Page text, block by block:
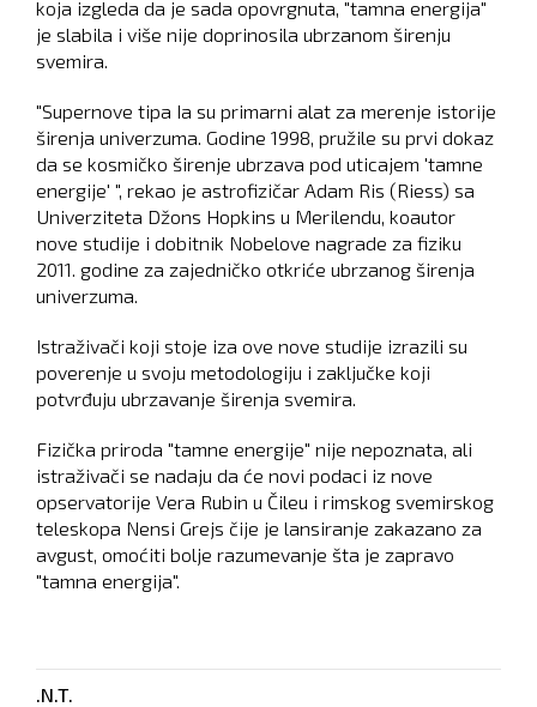
koja izgleda da je sada opovrgnuta, "tamna energija"
je slabila i više nije doprinosila ubrzanom širenju
svemira.
"Supernove tipa Ia su primarni alat za merenje istorije
širenja univerzuma. Godine 1998, pružile su prvi dokaz
da se kosmičko širenje ubrzava pod uticajem 'tamne
energije' ", rekao je astrofizičar Adam Ris (Riess) sa
Univerziteta Džons Hopkins u Merilendu, koautor
nove studije i dobitnik Nobelove nagrade za fiziku
2011. godine za zajedničko otkriće ubrzanog širenja
univerzuma.
Istraživači koji stoje iza ove nove studije izrazili su
poverenje u svoju metodologiju i zaključke koji
potvrđuju ubrzavanje širenja svemira.
Fizička priroda "tamne energije" nije nepoznata, ali
istraživači se nadaju da će novi podaci iz nove
opservatorije Vera Rubin u Čileu i rimskog svemirskog
teleskopa Nensi Grejs čije je lansiranje zakazano za
avgust, omoćiti bolje razumevanje šta je zapravo
"tamna energija".
.N.T.